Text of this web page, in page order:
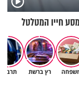
חייו המטלטל
רץ ברשת תרבות
לשניצל המושלם של